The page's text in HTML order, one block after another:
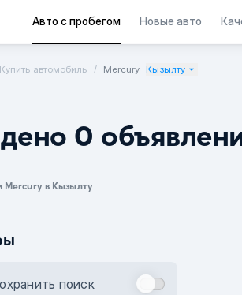
Авто с пробегом Новые авто
Купить автомобиль Mercury Кызылту
0
Mercury в Кызылту
поиск